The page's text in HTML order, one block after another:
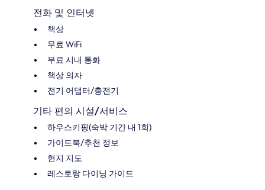
전화 및 인터넷
책상
무료 WiFi
무료 시내 통화
책상 의자
전기 어댑터/충전기
기타 편의 시설/서비스
하우스키핑(숙박 기간 내 1회)
가이드북/추천 정보
현지 지도
레스토랑 다이닝 가이드